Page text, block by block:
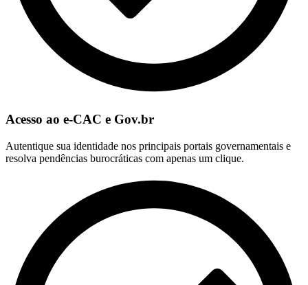
Acesso ao e-CAC e Gov.br
Autentique sua identidade nos principais portais governamentais e
resolva pendências burocráticas com apenas um clique.